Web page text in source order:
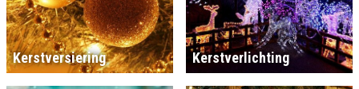
Kerstversiering Kerstverlichting